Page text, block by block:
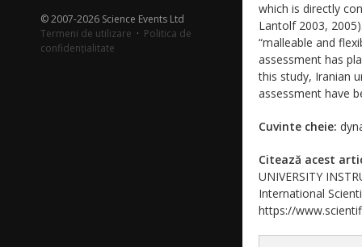
© 2007-2026 Science Events Ltd
Termeni de utilizare · Politica de
confidențialitate
which is directly
Lantolf 2003,
“malleable and
assessment has
this study, Iranian
assessment have
Cuvinte cheie:
Citează acest
UNIVERSITY
International
https://